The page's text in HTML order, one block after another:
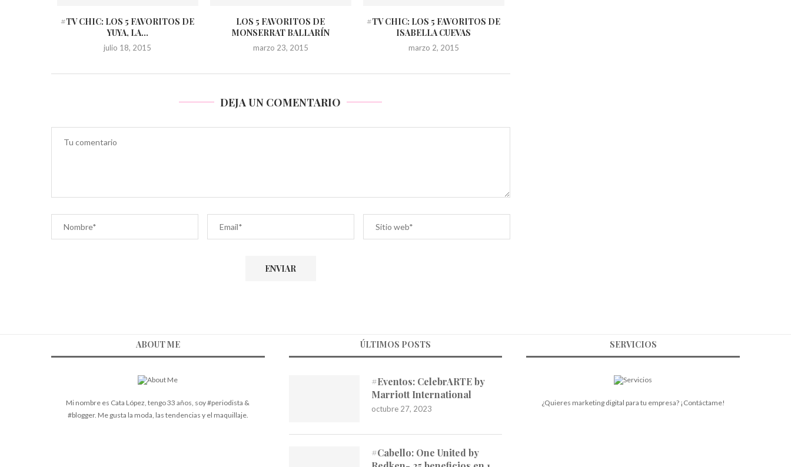
#TV CHIC: LOS 5 FAVORITOS DE
YUYA, LA...
julio 18, 2015
LOS 5 FAVORITOS DE
MONSERRAT BALLARÍN
marzo 23, 2015
#TV CHIC: LOS 5 FAVORITOS DE
ISABELLA CUEVAS
marzo 2, 2015
DEJA UN COMENTARIO
ABOUT ME
Mi nombre es Cata López, tengo 33 años, soy #periodista &
#blogger. Me gusta la moda, las tendencias y el maquillaje.
ÚLTIMOS POSTS
#Eventos: CelebrARTE by
Marriott International
octubre 27, 2023
#Cabello: One United by
SERVICIOS
¿Quieres marketing digital para tu empresa? ¡Contáctame!